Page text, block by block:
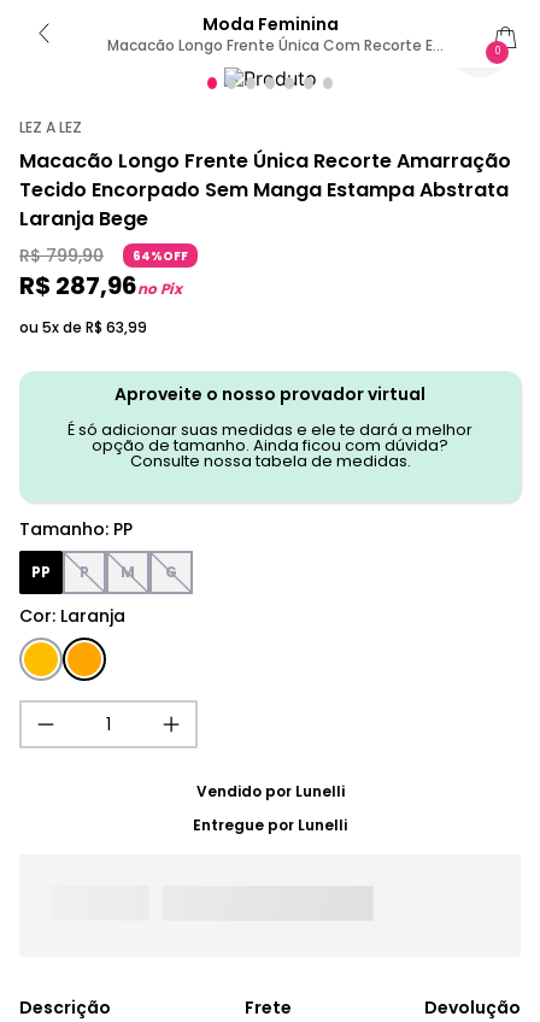
Moda Feminina
Macacão Longo Frente Única Com Recorte E
Amarração PP / Laranja
0
LEZ A LEZ
Macacão Longo Frente Única Recorte Amarração
Tecido Encorpado Sem Manga Estampa Abstrata
Laranja Bege
R$ 799,90 64%OFF
R$ 287,96no Pix
ou 5x de R$ 63,99
Aproveite o nosso provador virtual
É só adicionar suas medidas e ele te dará a melhor
opção de tamanho. Ainda ficou com dúvida?
Consulte nossa tabela de medidas.
Cor: Laranja
Tamanho: PP
PP P M G
Vendido por Lunelli
Entregue por Lunelli
Frete Devolução